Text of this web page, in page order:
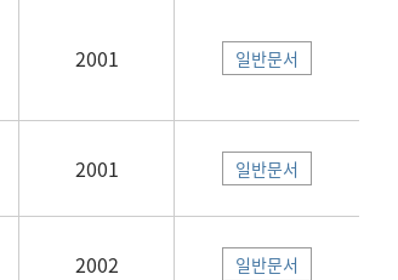
2001 일반문서
2001 일반문서
2002 일반문서